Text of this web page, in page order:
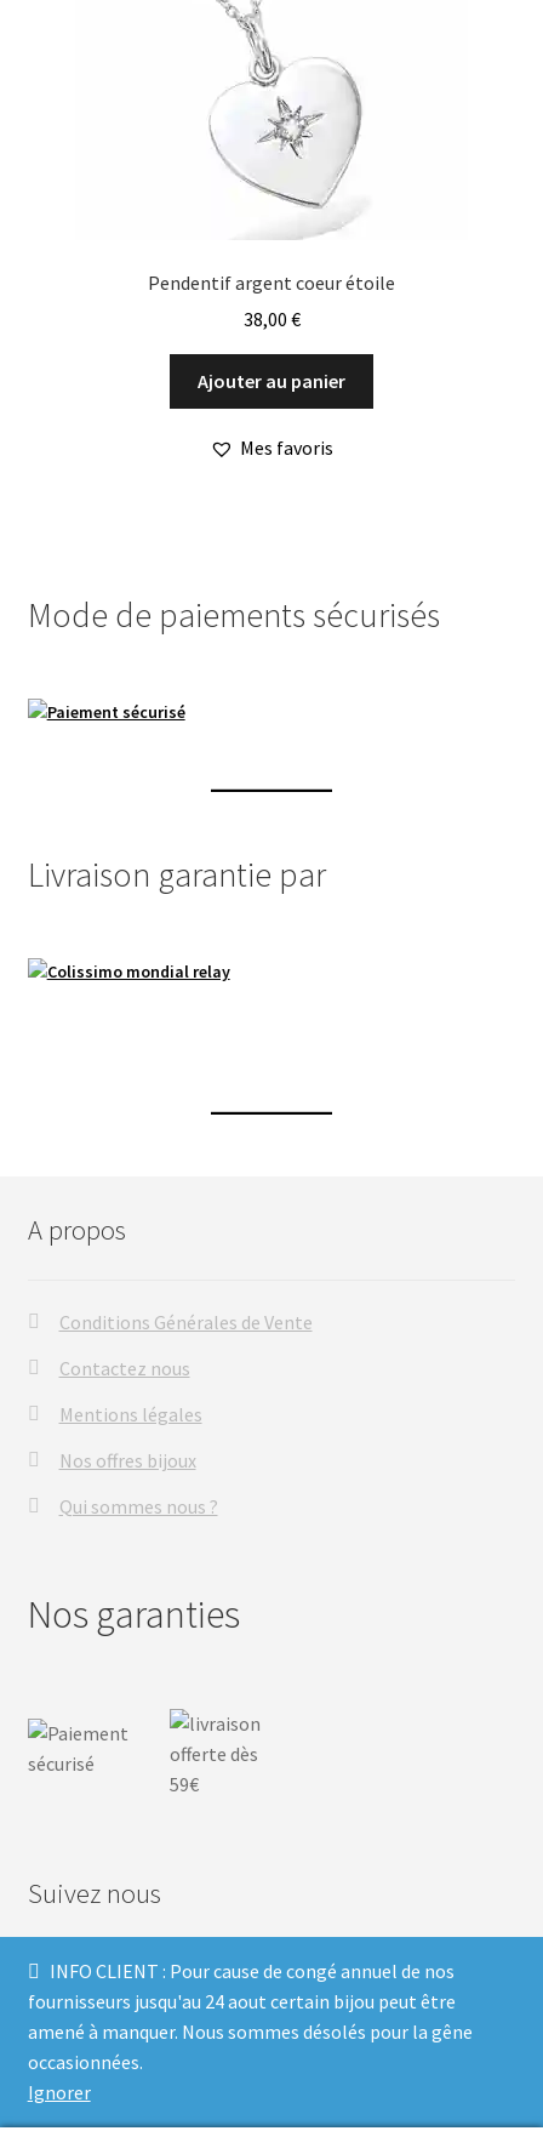
Pendentif argent coeur étoile
38,00 €
Ajouter au panier
Mes favoris
Mode de paiements sécurisés
Livraison garantie par
A propos
Conditions Générales de Vente
Contactez nous
Mentions légales
Nos offres bijoux
Qui sommes nous ?
Nos garanties
Suivez nous
F
a
c
I
n
P
i
T
w
Built with Storefront & WooCommerce.
INFO CLIENT : Pour cause de congé annuel de nos
fournisseurs jusqu'au 24 aout certain bijou peut être
amené à manquer. Nous sommes désolés pour la gêne
occasionnées.
Ignorer